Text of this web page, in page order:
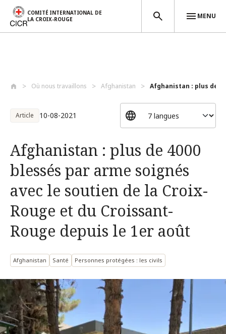
COMITÉ INTERNATIONAL DE
LA CROIX-ROUGE
MENU
Où nous travaillons Afghanistan Afghanistan : plus de
Article 10-08-2021
Afghanistan : plus de 4000
blessés par arme soignés
avec le soutien de la Croix-
Rouge et du Croissant-
Rouge depuis le 1er août
Afghanistan Santé Personnes protégées : les civils